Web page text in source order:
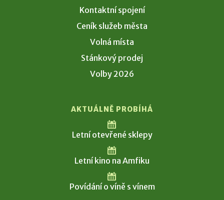
Kontaktní spojení
Ceník služeb města
Volná místa
Stánkový prodej
Volby 2026
AKTUÁLNĚ PROBÍHÁ
Letní otevřené sklepy
Letní kino na Amfiku
Povídání o víně s vínem